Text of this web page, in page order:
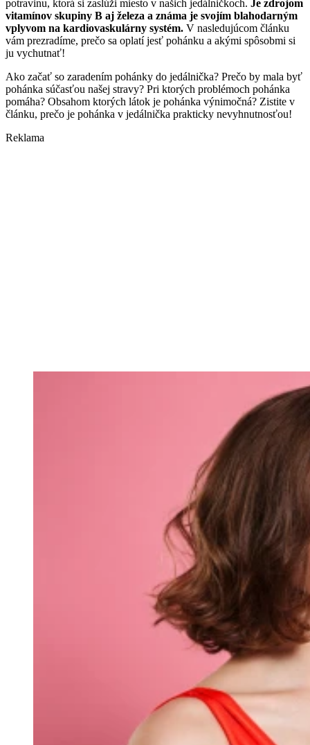
potravinu, ktorá si zaslúži miesto v našich jedálničkoch. Je zdrojom
vitamínov skupiny B aj železa a známa je svojím blahodarným
vplyvom na kardiovaskulárny systém. V nasledujúcom článku
vám prezradíme, prečo sa oplatí jesť pohánku a akými spôsobmi si
ju vychutnať!
Ako začať so zaradením pohánky do jedálnička? Prečo by mala byť
pohánka súčasťou našej stravy? Pri ktorých problémoch pohánka
pomáha? Obsahom ktorých látok je pohánka výnimočná? Zistite v
článku, prečo je pohánka v jedálnička prakticky nevyhnutnosťou!
Reklama